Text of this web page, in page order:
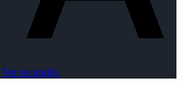
Ver en inglés